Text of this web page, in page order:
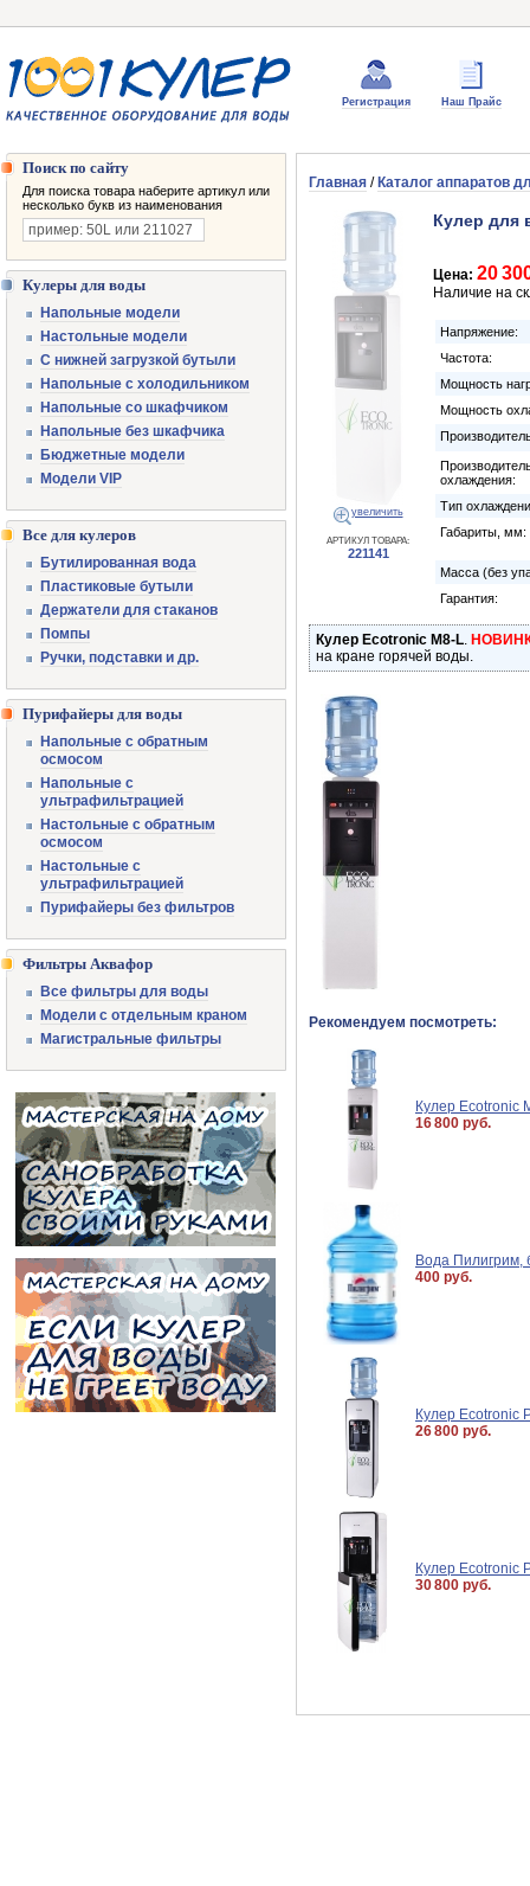
Регистрация Наш Прайс
Главная / Каталог аппаратов
увеличить
АРТИКУЛ ТОВАРА:
221141
Кулер для
Цена: 20
Наличие на
Напряжение:
Частота:
Мощность
Мощность
охлаждения:
Тип
Габариты, мм:
Масса (без
Гарантия:
Кулер Ecotronic M8-L.
на кране горячей воды.
Рекомендуем посмотреть:
Кулер Ecotronic
16 800 руб.
Вода Пилигрим,
400 руб.
Кулер Ecotronic
26 800 руб.
Кулер Ecotronic
30 800 руб.
Поиск по сайту
Для поиска товара наберите артикул или
несколько букв из наименования
Кулеры для воды
Напольные модели
Настольные модели
С нижней загрузкой бутыли
Напольные с холодильником
Напольные со шкафчиком
Напольные без шкафчика
Бюджетные модели
Модели VIP
Все для кулеров
Бутилированная вода
Пластиковые бутыли
Держатели для стаканов
Помпы
Ручки, подставки и др.
Пурифайеры для воды
Напольные с обратным
осмосом
Напольные с
ультрафильтрацией
Настольные с обратным
осмосом
Настольные с
ультрафильтрацией
Пурифайеры без фильтров
Фильтры Аквафор
Все фильтры для воды
Модели с отдельным краном
Магистральные фильтры